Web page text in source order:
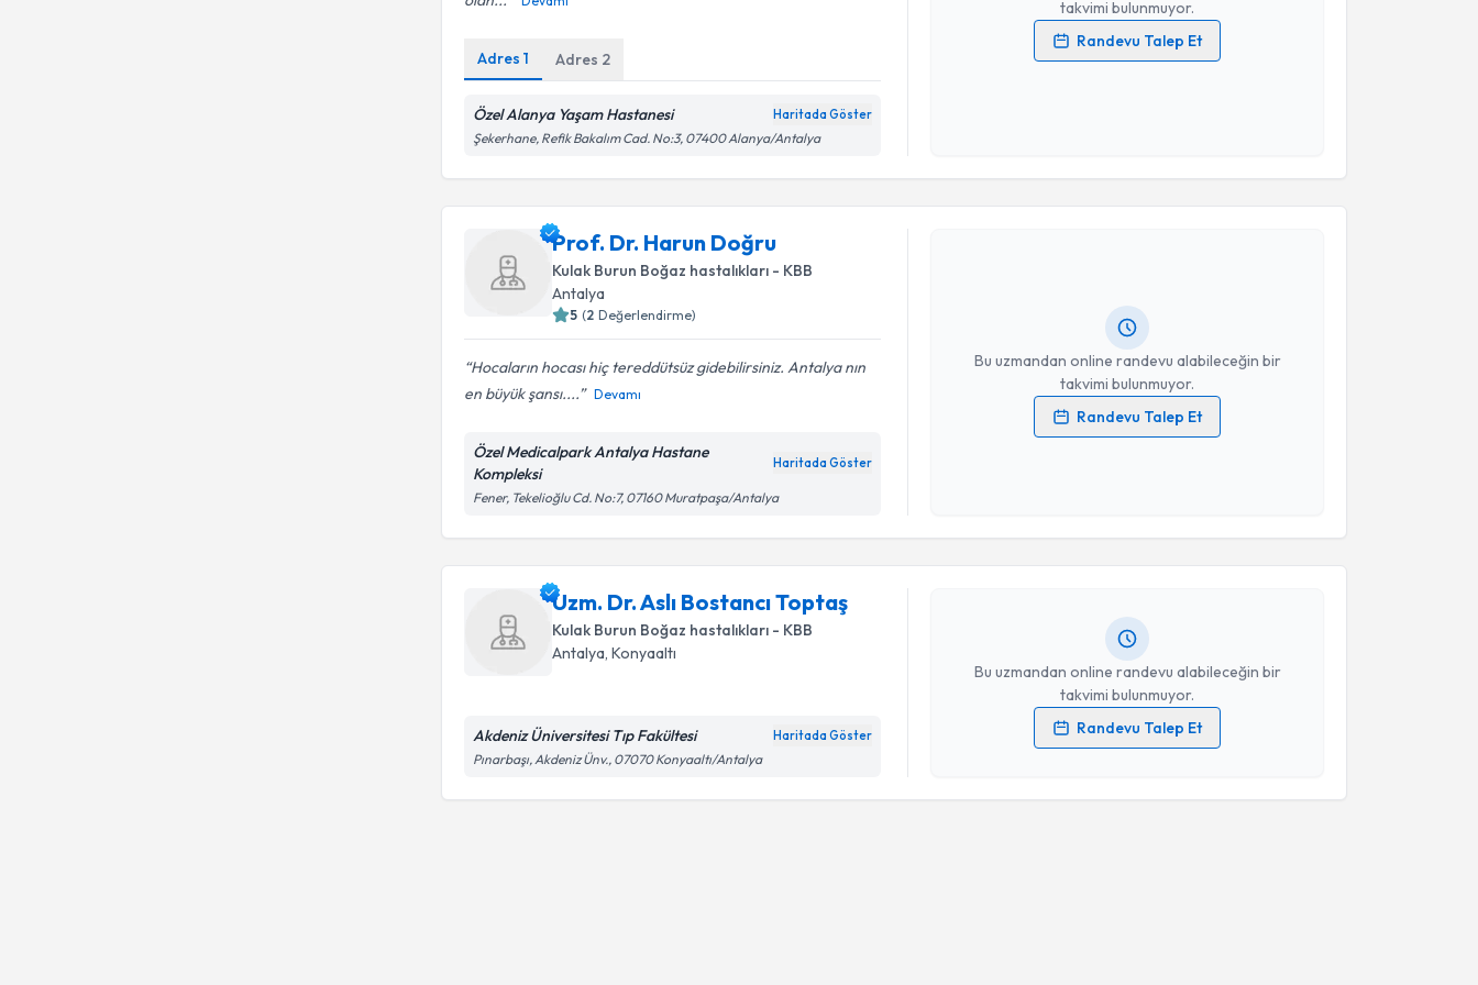
Adres1 Adres 2
Özel Alanya Yaşam Hastanesi Haritada Göster
Şekerhane, Refik Bakalım Cad. No:3, 07400 Alanya/Antalya
takvimi bulunmuyor.
Randevu Talep Et
Kişisel verilerimin işlenmesine ilişkinAydınlatma Metni
Takvim Talebini Gönder
Prof. Dr. Harun Doğru
Kulak Burun Boğaz hastalıkları - KBB
Antalya
5 (2 Değerlendirme)
Hocaların hocası hiç tereddütsüz gidebilirsiniz. Antalya nın
en büyük şansı....
Devamı
Özel Medicalpark Antalya Hastane
Kompleksi
Haritada Göster
Fener, Tekelioğlu Cd. No:7, 07160 Muratpaşa/Antalya
Bu uzmandan online randevu alabileceğin bir
takvimi bulunmuyor.
Randevu Talep Et
Kişisel verilerimin işlenmesine ilişkinAydınlatma Metni
Uzm. Dr. Aslı Bostancı Toptaş
Kulak Burun Boğaz hastalıkları - KBB
Antalya , Konyaaltı
Akdeniz Üniversitesi Tıp Fakültesi Haritada Göster
Pınarbaşı, Akdeniz Ünv., 07070 Konyaaltı/Antalya
Bu uzmandan online randevu alabileceğin bir
takvimi bulunmuyor.
Randevu Talep Et
Kişisel verilerimin işlenmesine ilişkinAydınlatma Metni